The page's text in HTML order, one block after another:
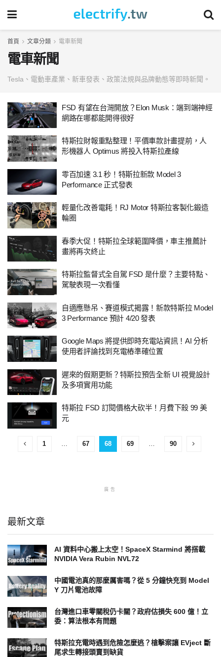
首頁 文章分類 電車新聞
電車新聞
Tesla、電動車產業、新車發表、政策法規與品牌動態等即時新聞。
FSD 有望在台灣開放？Elon Musk：端到端神經
網路在哪都能開得很好
特斯拉財報重點整理！平價車款計畫提前，人
形機器人 Optimus 將投入特斯拉產線
零百加速 3.1 秒！特斯拉新款 Model 3
Performance 正式發表
輕量化改善電耗！RJ Motor 特斯拉客製化鍛造
輪圈
春季大促！特斯拉全球範圍降價，車主推薦計
畫將再次終止
特斯拉監督式全自駕 FSD 是什麼？主要特點、
駕駛表現一次看懂
自適應懸吊、賽道模式揭露！新款特斯拉 Model
3 Performance 預計 4/20 發表
Google Maps 將提供即時充電站資訊！AI 分析
使用者評論找到充電樁準確位置
遲來的假期更新？特斯拉預告全新 UI 視覺設計
及多項實用功能
特斯拉 FSD 訂閱價格大砍半！月費下殺 99 美
元
1 67 68 69 90
廣告
最新文章
AI 資料中心搬上太空！SpaceX Starmind 將搭載
NVIDIA Vera Rubin NVL72
中國電池真的那麼厲害嗎？從 5 分鐘快充到 Model
Y 刀片電池故障
台灣進口車零關稅仍卡關？政府估損失 600 億！立
委：算法根本有問題
特斯拉充電時遇到危險怎麼逃？槍擊案讓 EVject 斷
尾求生轉接頭賣到缺貨